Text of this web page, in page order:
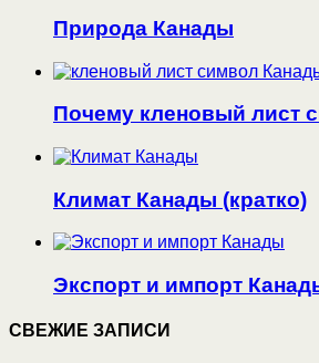
Природа Канады
Почему кленовый лист
Климат Канады (кратко)
Экспорт и импорт
СВЕЖИЕ ЗАПИСИ